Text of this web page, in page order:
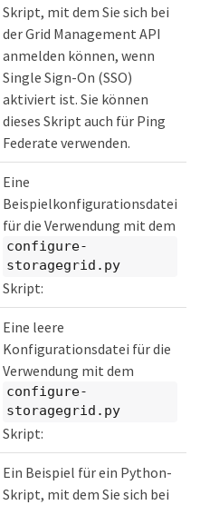
Skript, mit dem Sie sich bei
der Grid Management API
anmelden können, wenn
Single Sign-On (SSO)
aktiviert ist. Sie können
dieses Skript auch für Ping
Federate verwenden.
Eine
Beispielkonfigurationsdatei
für die Verwendung mit dem
configure-
storagegrid.py
Skript:
Eine leere
Konfigurationsdatei für die
Verwendung mit dem
configure-
storagegrid.py
Skript:
Ein Beispiel für ein Python-
Skript, mit dem Sie sich bei